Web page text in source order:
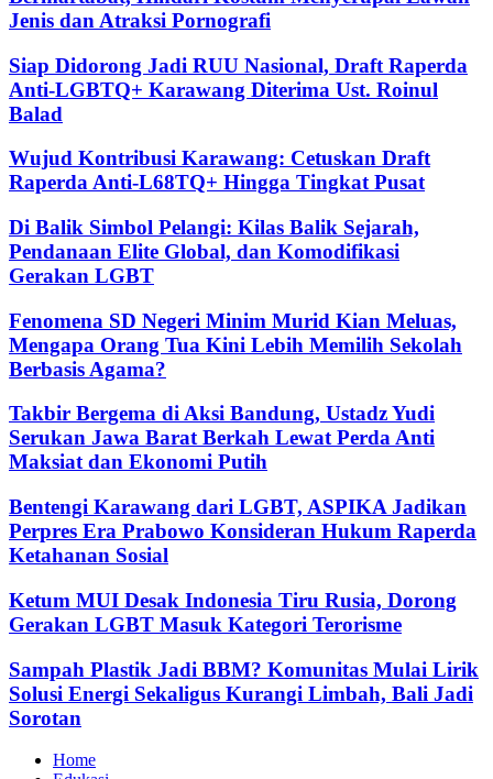
Jenis dan Atraksi Pornografi
Siap Didorong Jadi RUU Nasional, Draft Raperda
Anti-LGBTQ+ Karawang Diterima Ust. Roinul
Balad
Wujud Kontribusi Karawang: Cetuskan Draft
Raperda Anti-L68TQ+ Hingga Tingkat Pusat
Di Balik Simbol Pelangi: Kilas Balik Sejarah,
Pendanaan Elite Global, dan Komodifikasi
Gerakan LGBT
Fenomena SD Negeri Minim Murid Kian Meluas,
Mengapa Orang Tua Kini Lebih Memilih Sekolah
Berbasis Agama?
Takbir Bergema di Aksi Bandung, Ustadz Yudi
Serukan Jawa Barat Berkah Lewat Perda Anti
Maksiat dan Ekonomi Putih
Bentengi Karawang dari LGBT, ASPIKA Jadikan
Perpres Era Prabowo Konsideran Hukum Raperda
Ketahanan Sosial
Ketum MUI Desak Indonesia Tiru Rusia, Dorong
Gerakan LGBT Masuk Kategori Terorisme
Sampah Plastik Jadi BBM? Komunitas Mulai Lirik
Solusi Energi Sekaligus Kurangi Limbah, Bali Jadi
Sorotan
Home